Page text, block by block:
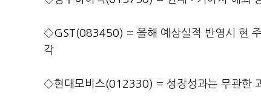
◇GST(083450) = 올해 예상실적 반영시 현
각
◇현대모비스(012330) = 성장성과는 무관한